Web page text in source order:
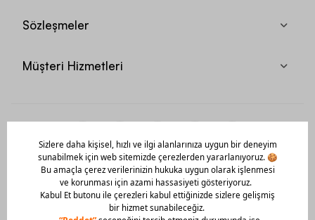
Sözleşmeler
Müşteri Hizmetleri
Mobil Uygulamamızı Hemen İndir!